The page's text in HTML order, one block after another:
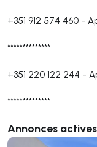
+351 912 574 460 -
**************
+351 220 122 244 -
**************
Annonces